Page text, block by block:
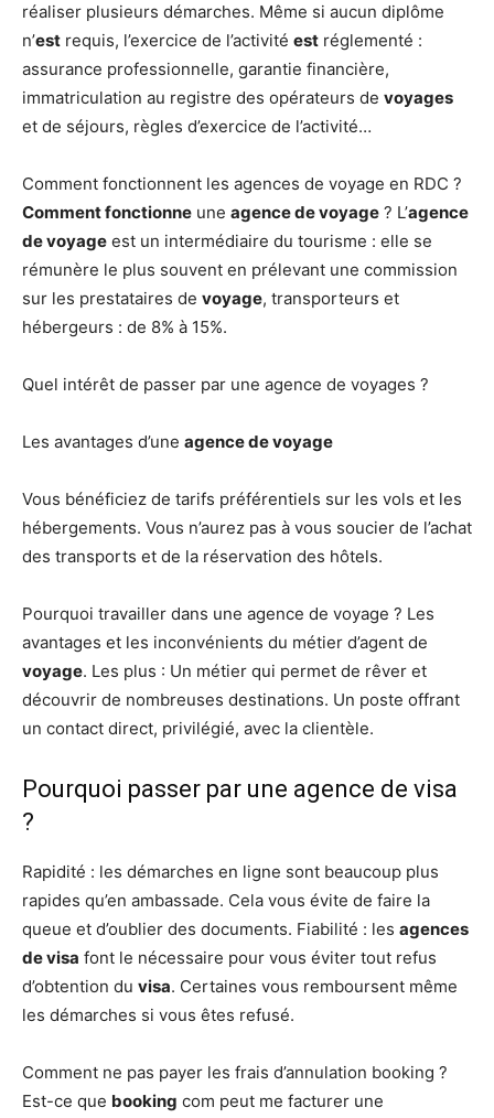
réaliser plusieurs démarches. Même si aucun diplôme
n’est requis, l’exercice de l’activité est réglementé :
assurance professionnelle, garantie financière,
immatriculation au registre des opérateurs de voyages
et de séjours, règles d’exercice de l’activité…
Comment fonctionnent les agences de voyage en RDC ?
Comment fonctionne une agence de voyage ? L’agence
de voyage est un intermédiaire du tourisme : elle se
rémunère le plus souvent en prélevant une commission
sur les prestataires de voyage, transporteurs et
hébergeurs : de 8% à 15%.
Quel intérêt de passer par une agence de voyages ?
Les avantages d’une agence de voyage
Vous bénéficiez de tarifs préférentiels sur les vols et les
hébergements. Vous n’aurez pas à vous soucier de l’achat
des transports et de la réservation des hôtels.
Pourquoi travailler dans une agence de voyage ? Les
avantages et les inconvénients du métier d’agent de
voyage. Les plus : Un métier qui permet de rêver et
découvrir de nombreuses destinations. Un poste offrant
un contact direct, privilégié, avec la clientèle.
Pourquoi passer par une agence de visa
?
Rapidité : les démarches en ligne sont beaucoup plus
rapides qu’en ambassade. Cela vous évite de faire la
queue et d’oublier des documents. Fiabilité : les agences
de visa font le nécessaire pour vous éviter tout refus
d’obtention du visa. Certaines vous remboursent même
les démarches si vous êtes refusé.
Comment ne pas payer les frais d’annulation booking ?
Est-ce que booking com peut me facturer une